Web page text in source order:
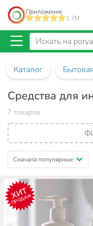
Приложение
1.7M
Каталог
Средства для
7 товаров
Сначала популярные
ХИТ
ПРОДАЖ